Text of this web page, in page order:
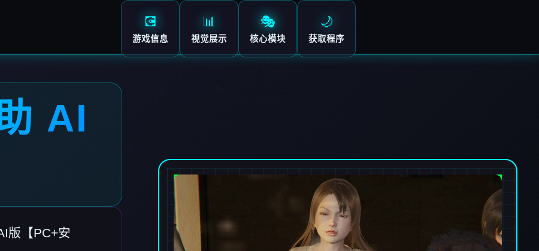
💽
游戏信息
📊
视觉展示
🎭
核心模块
🌙
获取程序
AI
版【PC+安